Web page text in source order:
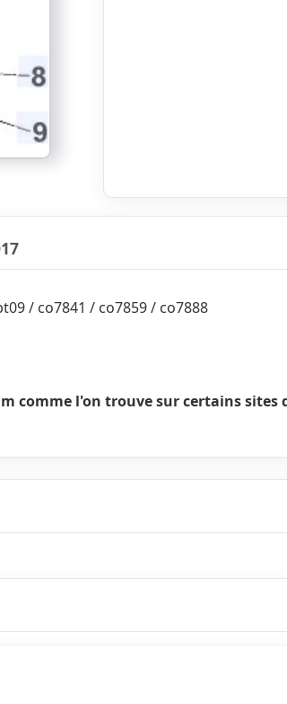
/ co7841 / co7859 / co7888
comme l'on trouve sur certains sites